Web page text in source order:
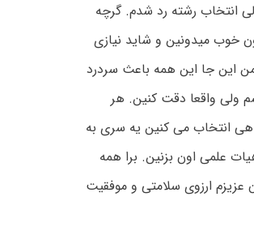
انتخاب رشته رد شدم. گرچه
خوب میدونین و شاید نیازی
این جا این همه باعث سردرد
ولی واقعا دقت کنین. هر
انتخاب می کنین یه سری به
علمی اون بزنین. برا همه
عزیزم ارزوی سلامتی و موفقیت